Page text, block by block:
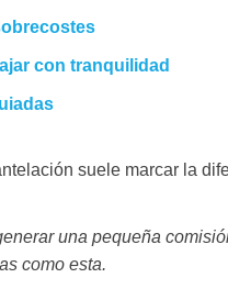
con tranquilidad
suele marcar la
una pequeña
como esta.